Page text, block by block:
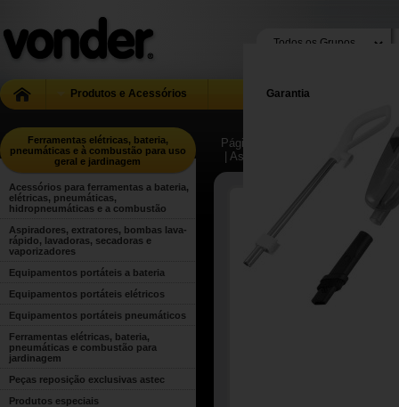
Produtos e Acessórios Garantia
Ferramentas elétricas, bateria,
pneumáticas e à combustão para uso
geral e jardinagem
Acessórios para ferramentas a bateria,
elétricas, pneumáticas,
hidropneumáticas e a combustão
Aspiradores, extratores, bombas lava-
rápido, lavadoras, secadoras e
vaporizadores
Equipamentos portáteis a bateria
Equipamentos portáteis elétricos
Equipamentos portáteis pneumáticos
Ferramentas elétricas, bateria,
pneumáticas e combustão para
jardinagem
Peças reposição exclusivas astec
Produtos especiais
Página Inicial
| Ferramentas
| Aspiradores, extratores,